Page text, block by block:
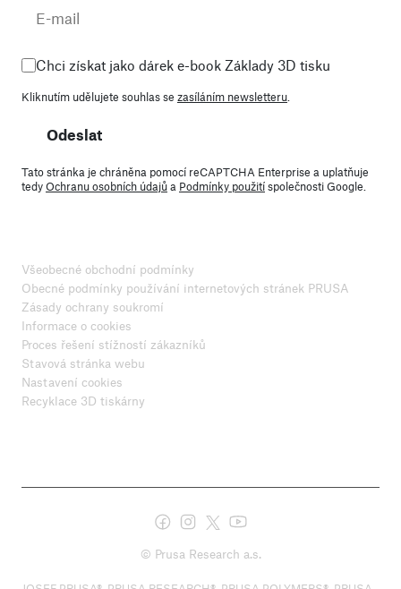
Chci získat jako dárek e-book Základy 3D tisku
Kliknutím udělujete souhlas se zasíláním newsletteru
Odeslat
Tato stránka je chráněna pomocí reCAPTCHA Enterprise a uplatňuje
tedyOchranu osobních údajůa Podmínky použitíspolečnosti Google.
Všeobecné obchodní podmínky
Obecné podmínky používání internetových stránek PRUSA
Zásady ochrany soukromí
Informace o cookies
Proces řešení stížností zákazníků
Stavová stránka webu
Nastavení cookies
Recyklace 3D tiskárny
© Prusa Research a.s.